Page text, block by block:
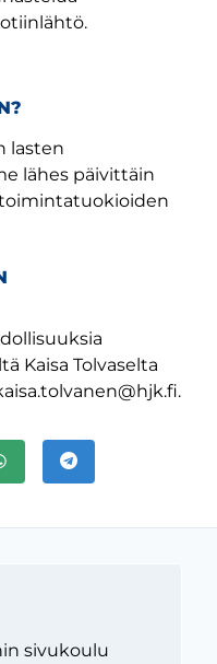
lasten
lähes päivittäin
toimintatuokioiden
Kaisa Tolvaselta
WhatsAppissa
Jaa Telegramissa
sivukoulu